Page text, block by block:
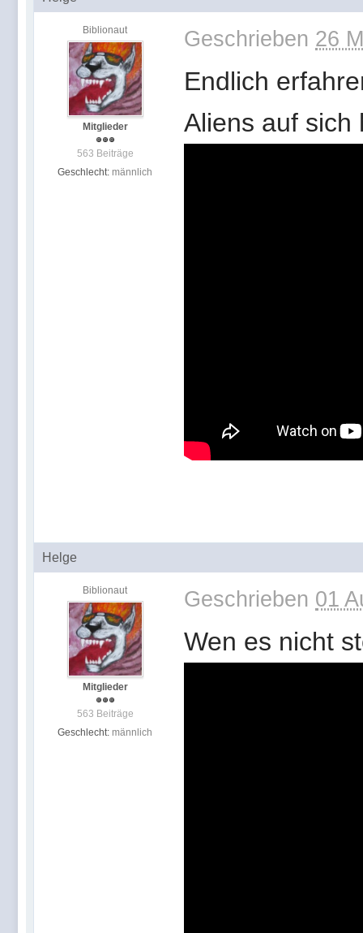
Biblionaut
Mitglieder
563 Beiträge
Geschlecht: männlich
Geschrieben 26
Endlich
Aliens auf sich
Helge
Biblionaut
Mitglieder
563 Beiträge
Geschlecht: männlich
Geschrieben 01
Wen es nicht